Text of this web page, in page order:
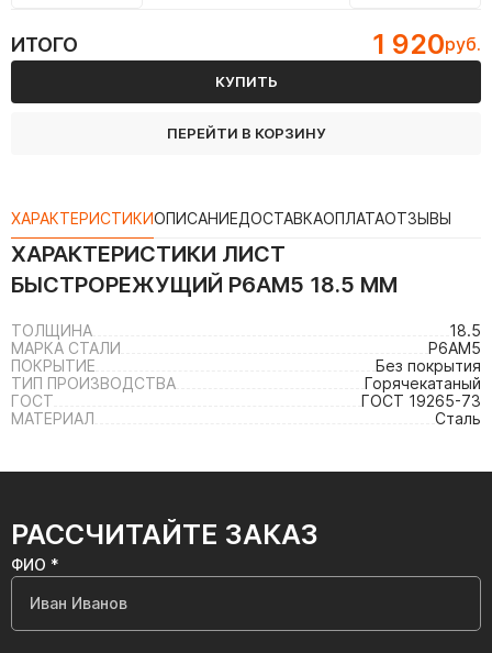
ИТОГО 1 920руб.
КУПИТЬ
ПЕРЕЙТИ В КОРЗИНУ
ХАРАКТЕРИСТИКИОПИСАНИЕДОСТАВКАОПЛАТАОТЗЫВЫ
ХАРАКТЕРИСТИКИ ЛИСТ
БЫСТРОРЕЖУЩИЙ Р6АМ5 18.5 ММ
ТОЛЩИНА
18.5
МАРКА СТАЛИ
Р6АМ5
ПОКРЫТИЕ
Без покрытия
ТИП ПРОИЗВОДСТВА
Горячекатаный
ГОСТ
ГОСТ 19265-73
МАТЕРИАЛ
Сталь
РАССЧИТАЙТЕ ЗАКАЗ
ФИО *